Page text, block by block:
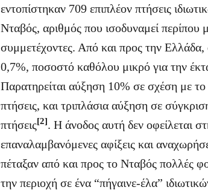
εντοπίστηκαν 709 επιπλέον πτήσεις
Νταβός, αριθμός που ισοδυναμεί περίπου
συμμετέχοντες. Από και προς την Ελλάδα,
0,7%, ποσοστό καθόλου μικρό για την
Παρατηρείται αύξηση 10% σε σχέση με
πτήσεις, και τριπλάσια αύξηση σε
πτήσεις[2]. Η άνοδος αυτή δεν οφείλεται
επαναλαμβανόμενες αφίξεις και
πέταξαν από και προς το Νταβός πολλές
την περιοχή σε ένα “πήγαινε-έλα”